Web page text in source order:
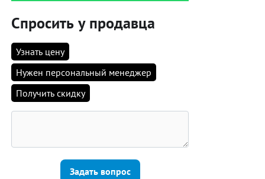
Спросить у продавца
Узнать цену
Нужен персональный менеджер
Получить скидку
Задать вопрос